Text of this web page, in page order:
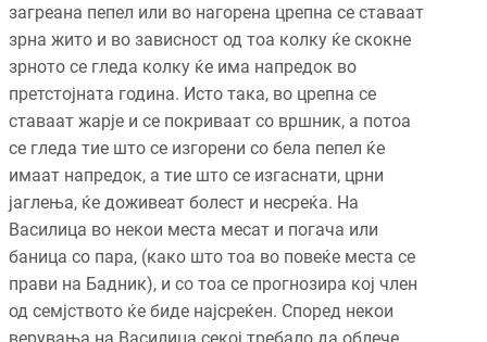
загреана пепел или во нагорена црепна се ставаат
зрна жито и во зависност од тоа колку ќе скокне
зрното се гледа колку ќе има напредок во
претстојната година. Исто така, во црепна се
ставаат жарје и се покриваат со вршник, а потоа
се гледа тие што се изгорени со бела пепел ќе
имаат напредок, а тие што се изгаснати, црни
јаглења, ќе доживеат болест и несреќа. На
Василица во некои места месат и погача или
баница со пара, (како што тоа во повеќе места се
прави на Бадник), и со тоа се прогнозира кој член
од семјството ќе биде најсреќен. Според некои